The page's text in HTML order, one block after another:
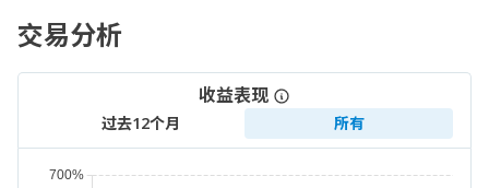
交易分析
收益表现
过去12个月 所有